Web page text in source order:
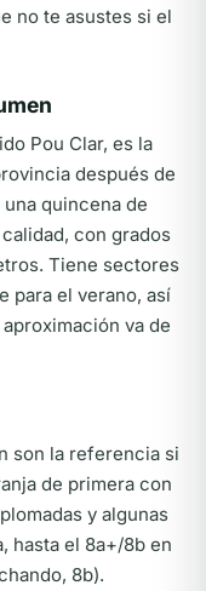
no te asustes si el
Pou Clar, es la
después de
quincena de
con grados
Tiene sectores
para el verano, así
va de
son la referencia si
de primera con
y algunas
hasta el 8a+/8b en
8b).